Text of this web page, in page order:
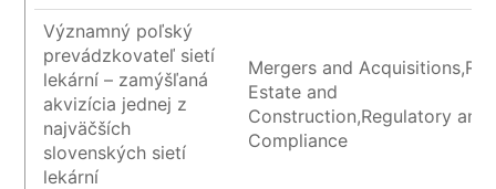
Významný poľský
prevádzkovateľ sietí
lekární – zamýšľaná
akvizícia jednej z
najväčších
slovenských sietí
lekární
Mergers and
Estate and
Construction,Regulatory and
Compliance